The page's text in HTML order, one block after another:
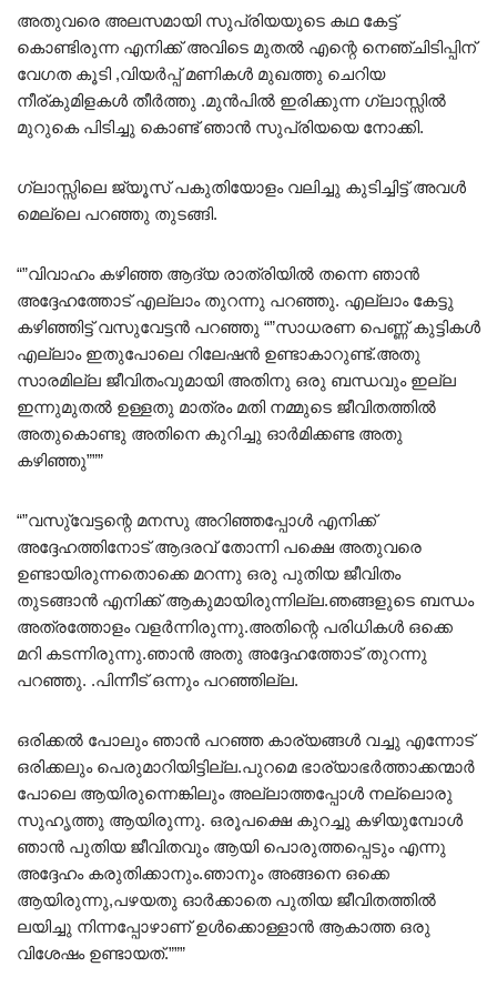
അതുവരെ അലസമായി സുപ്രിയയുടെ കഥ കേട്ട്
കൊണ്ടിരുന്ന എനിക്ക് അവിടെ മുതൽ എന്റെ നെഞ്ചിടിപ്പിന്
വേഗത കൂടി ,വിയർപ്പ് മണികൾ മുഖത്തു ചെറിയ
നീര്കുമിളകൾ തീർത്തു .മുൻപിൽ ഇരിക്കുന്ന ഗ്ലാസ്സിൽ
മുറുകെ പിടിച്ചു കൊണ്ട് ഞാൻ സുപ്രിയയെ നോക്കി.
ഗ്ലാസ്സിലെ ജ്യൂസ് പകുതിയോളം വലിച്ചു കുടിച്ചിട്ട് അവൾ
മെല്ലെ പറഞ്ഞു തുടങ്ങി.
“”വിവാഹം കഴിഞ്ഞ ആദ്യ രാത്രിയിൽ തന്നെ ഞാൻ
അദ്ദേഹത്തോട് എല്ലാം തുറന്നു പറഞ്ഞു. എല്ലാം കേട്ടു
കഴിഞ്ഞിട്ട് വസുവേട്ടൻ പറഞ്ഞു “”സാധരണ പെണ്ണ് കുട്ടികൾ
എല്ലാം ഇതുപോലെ റിലേഷൻ ഉണ്ടാകാറുണ്ട്.അതു
സാരമില്ല ജീവിതംവുമായി അതിനു ഒരു ബന്ധവും ഇല്ല
ഇന്നുമുതൽ ഉള്ളതു മാത്രം മതി നമ്മുടെ ജീവിതത്തിൽ
അതുകൊണ്ടു അതിനെ കുറിച്ചു ഓർമിക്കണ്ട അതു
കഴിഞ്ഞു”””
“”വസു്‌വേട്ടന്റെ മനസു അറിഞ്ഞപ്പോൾ എനിക്ക്
അദ്ദേഹത്തിനോട് ആദരവ് തോന്നി പക്ഷെ അതുവരെ
ഉണ്ടായിരുന്നതൊക്കെ മറന്നു ഒരു പുതിയ ജീവിതം
തുടങ്ങാൻ എനിക്ക് ആകുമായിരുന്നില്ല.ഞങ്ങളുടെ ബന്ധം
അത്രത്തോളം വളർന്നിരുന്നു.അതിന്റെ പരിധികൾ ഒക്കെ
മറി കടന്നിരുന്നു.ഞാൻ അതു അദ്ദേഹത്തോട് തുറന്നു
പറഞ്ഞു. .പിന്നീട് ഒന്നും പറഞ്ഞില്ല.
ഒരിക്കൽ പോലും ഞാൻ പറഞ്ഞ കാര്യങ്ങൾ വച്ചു എന്നോട്
ഒരിക്കലും പെരുമാറിയിട്ടില്ല.പുറമെ ഭാര്യാഭർത്താക്കന്മാർ
പോലെ ആയിരുന്നെങ്കിലും അല്ലാത്തപ്പോൾ നല്ലൊരു
സുഹൃത്തു ആയിരുന്നു. ഒരൂപക്ഷെ കുറച്ചു കഴിയുമ്പോൾ
ഞാൻ പുതിയ ജീവിതവും ആയി പൊരുത്തപ്പെടും എന്നു
അദ്ദേഹം കരുതിക്കാനും.ഞാനും അങ്ങനെ ഒക്കെ
ആയിരുന്നു,പഴയതു ഓർക്കാതെ പുതിയ ജീവിതത്തിൽ
ലയിച്ചു നിന്നപ്പോഴാണ് ഉൾക്കൊള്ളാൻ ആകാത്ത ഒരു
വിശേഷം ഉണ്ടായത്.”””